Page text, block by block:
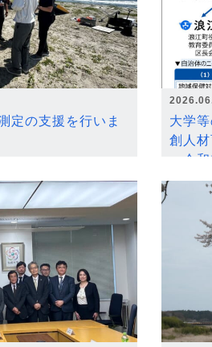
定の支援を行いま
大学
創人
～令